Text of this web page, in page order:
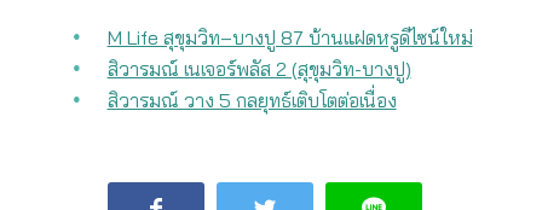
M Life สุขุมวิท–บางปู 87 บ้านแฝดหรูดีไซน์ใหม่
สิวารมณ์ เนเจอร์พลัส 2 (สุขุมวิท-บางปู)
สิวารมณ์ วาง 5 กลยุทธ์เติบโตต่อเนื่อง